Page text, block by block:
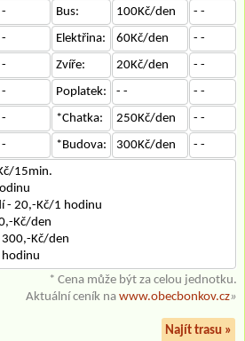
Bus: 100Kč/den
- -
Elektřina: 60Kč/den
- -
Zvíře: 20Kč/den
- -
Poplatek: - -
- -
*Chatka: 250Kč/den
- -
*Budova: 300Kč/den
- -
15min.
- 20,-Kč/1 hodinu
Kč/den
Kč/den
hodinu
* Cena může být za celou jednotku.
Aktuální ceník na www.obecbonkov.cz»
Najít trasu »